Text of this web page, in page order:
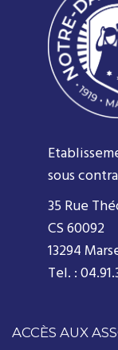
sous
35 Rue
CS 60092
13294
Tel. :
ACCÈS AUX